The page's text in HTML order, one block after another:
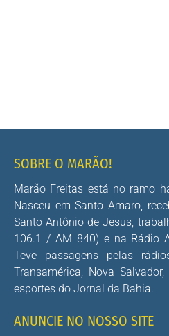
SOBRE O MARÃO!
Marão Freitas está no ramo
Nasceu em Santo Amaro,
Santo Antônio de Jesus,
106.1 / AM 840) e na Rádio
Teve passagens pelas
Transamérica, Nova
esportes do Jornal da Bahia.
ANUNCIE NO NOSSO SITE